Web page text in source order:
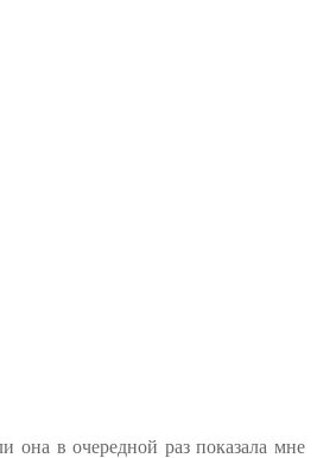
в очередной раз показала мне